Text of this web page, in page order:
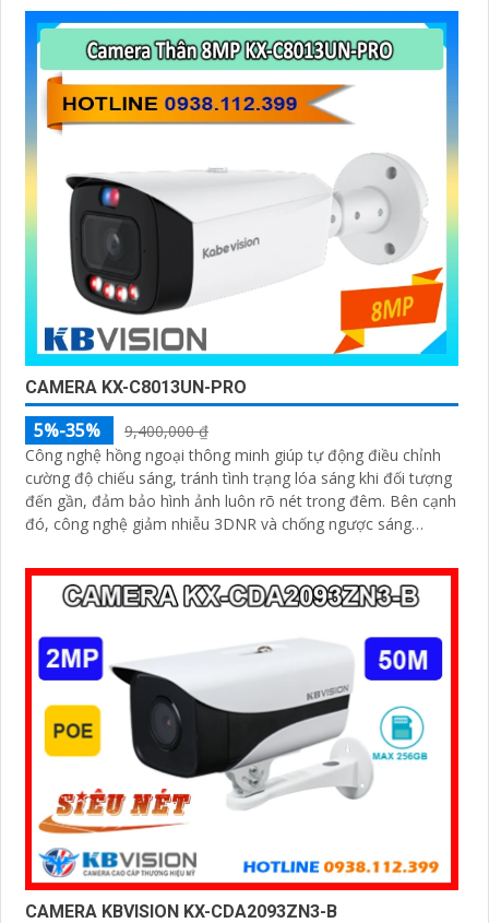
trữ mà không cần lo lắng về việc ghi đè dữ liệu quan
Nếu bạn đang tìm kiếm một giải pháp giám sát an ninh
thông minh và tiện lợi, đầu ghi camera hỗ trợ 2 ổ cứng
công nghệ phù hợp sẽ là sự lựa chọn hoàn hảo cho
nhu cầu của bạn. Hãy đầu tư vào sản phẩm này để bảo
vệ và giám sát nhà ở, cửa hàng hoặc văn phòng của
bạn một cách chuyên nghiệp và hiệu quả nhất.
CAMERA KX-C8013UN-PRO
5%-35%
9,400,000 ₫
Công nghệ hồng ngoại thông minh giúp tự động điều chỉnh
cường độ chiếu sáng, tránh tình trạng lóa sáng khi đối tượng
đến gần, đảm bảo hình ảnh luôn rõ nét trong đêm. Bên cạnh
đó, công nghệ giảm nhiễu 3DNR và chống ngược sáng
trong mọi điều kiện ánh sáng phức tạp như ngược sáng
mạnh hay thiếu sáng
CAMERA KBVISION KX-CDA2093ZN3-B